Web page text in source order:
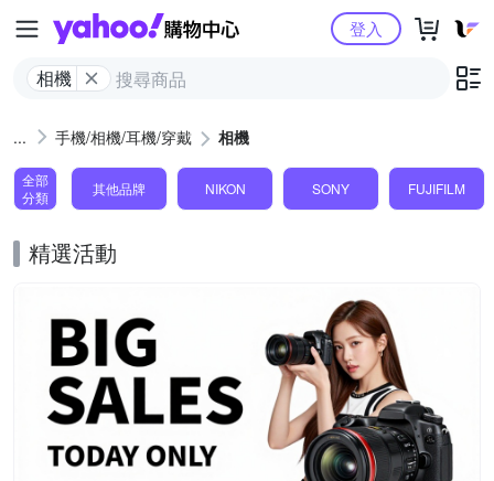
Yahoo購物中心
相機
登入
手機/相機/耳機/穿戴 相機
全部
分類
其他品牌 NIKON SONY FUJIFILM
精選活動